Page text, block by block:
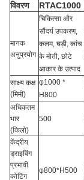
विवरण RTAC1000
मानक
अनुप्रयोग
चिकित्सा और
सौंदर्य उपकरण,
कलम, घड़ी, कांच
के मोती, छोटे
आकार के उत्पाद
साक्ष्य कक्ष
(मिमी)
φ1000 *
H800
अधिकतम
भार
(किलो)
500
केंद्रीय
ड्राइविंग
प्रभावी
कोटिंग
φ800*H500